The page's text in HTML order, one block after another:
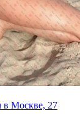
в Москве, 27